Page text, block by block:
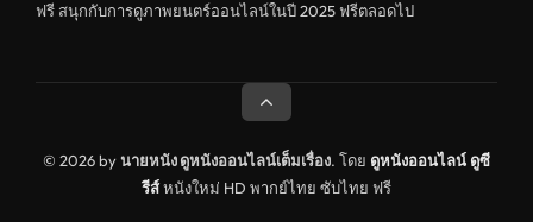
ดูหนังอินเดีย India
ดูหนังจีนฮ่องกง Hong Kong
ดูหนังฝรั่งเศส France
ดูหนังฝรั่งแคนนาดา Canada
ฟรี สนุกกับการดูภาพยนตร์ออนไลน์ในปี 2025 ฟรีตลอดไป
© 2026 byนายหนัง ดูหนังออนไลน์เต็มเรื่อง. โดย ดูหนังออนไลน์ ดูซี
รีส์หนังใหม่ HD พากย์ไทย ซับไทย ฟรี